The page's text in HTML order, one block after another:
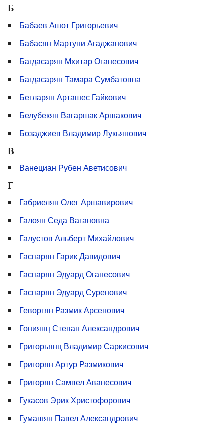
Б
Бабаев Ашот Гри­горьевич
Бабасян Мартуни Агаджанович
Багдасарян Мхитар Оганесович
Багдасарян Тамара Сумбатовна
Бегларян Арташес Гайкович
Белубекян Вагаршак Аршакович
Бозаджиев Владимир Лукьянович
В
Ванециан Рубен Аветисович
Г
Габриелян Олег Аршавирович
Галоян Седа Вагановна
Галустов Альберт Михайлович
Гаспарян Гарик Давидович
Гаспарян Эдуард Оганесович
Гаспарян Эдуард Суренович
Геворгян Размик Арсенович
Гониянц Степан Александрович
Григорьянц Владимир Саркисович
Григорян Артур Размикович
Григорян Самвел Аванесович
Гукасов Эрик Христофорович
Гумашян Павел Александрович